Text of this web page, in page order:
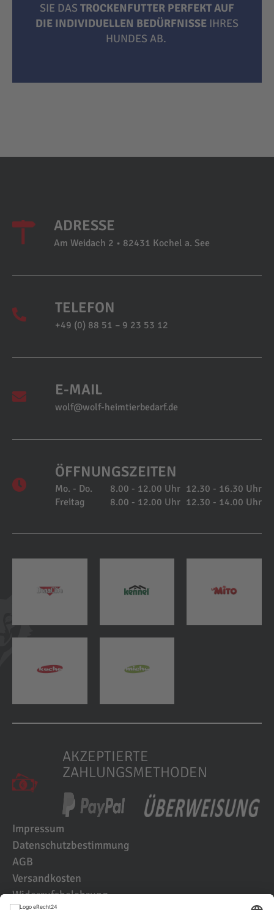
SIE DAS TROCKENFUTTER PERFEKT AUF
DIE INDIVIDUELLEN BEDÜRFNISSE IHRES
HUNDES AB.
ADRESSE
Am Weidach 2 • 82431 Kochel a. See
TELEFON
+49 (0) 88 51 – 9 23 53 12
E-MAIL
wolf@wolf-heimtierbedarf.de
ÖFFNUNGSZEITEN
Mo. - Do. 8.00 - 12.00 Uhr 12.30 - 16.30 Uhr
Freitag
8.00 - 12.00 Uhr 12.30 - 14.00 Uhr
AKZEPTIERTE
ZAHLUNGSMETHODEN
Impressum
Datenschutzbestimmung
AGB
Versandkosten
Widerrufsbelehrung